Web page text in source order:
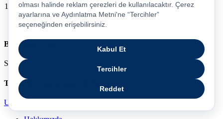
18 Ay Vade
4,1% ₺ 500 ₺ 100.000
Bizi Takip Edin
Sosyal medya hesaplarımızdan bizi takip edin, fırsatları kaçırmayın.
Turkcell Uygulamasını İndir
Uygulamayı İndir